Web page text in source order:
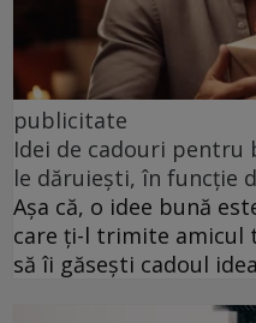
publicitate
Idei de cadouri pentru
le dăruiești, în funcție
Așa că, o idee bună
care ți-l trimite amicul
să îi găsești cadoul